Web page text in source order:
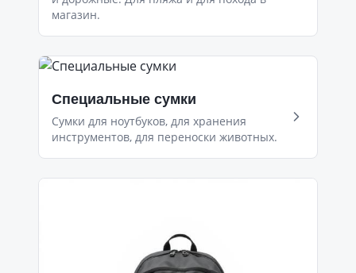
магазин.
Специальные сумки
Сумки для ноутбуков, для хранения
инструментов, для переноски животных.